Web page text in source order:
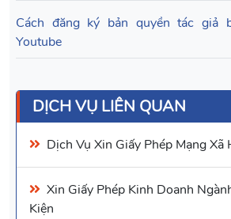
Cách đăng ký bản quyền tác giả
Youtube
DỊCH VỤ LIÊN QUAN
Dịch Vụ Xin Giấy Phép Mạng Xã
Xin Giấy Phép Kinh Doanh
Kiện